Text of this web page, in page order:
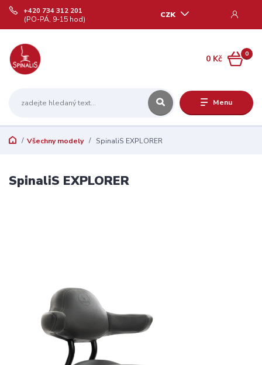
Menu
CZK
+420 734 312 201
(PO-PÁ, 9-15 hod)
0
0 Kč
Všechny modely SpinaliS EXPLORER
SpinaliS EXPLORER